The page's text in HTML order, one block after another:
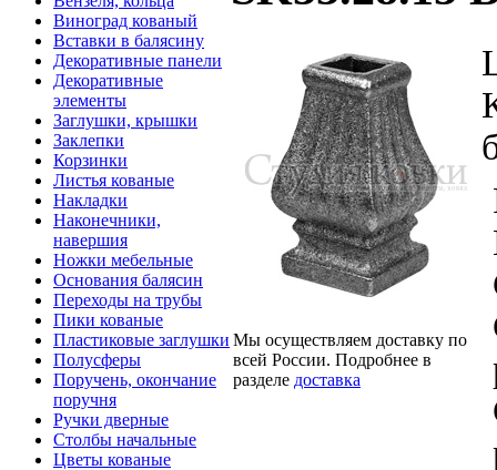
Виноград кованый
Вставки в балясину
Декоративные панели
Декоративные
элементы
Заглушки, крышки
Заклепки
Корзинки
Листья кованые
Накладки
Наконечники,
навершия
Ножки мебельные
Основания балясин
Переходы на трубы
Пики кованые
Пластиковые заглушки
Полусферы
Поручень, окончание
поручня
Ручки дверные
Столбы начальные
Цветы кованые
Мы осуществляем доставку по
всей России. Подробнее в
разделе доставка